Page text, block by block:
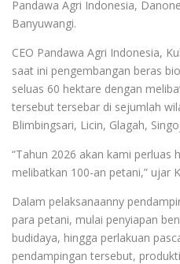
Pandawa Agri Indonesia,
Banyuwangi.
CEO Pandawa Agri Indonesia,
saat ini pengembangan beras
seluas 60 hektare dengan
tersebut tersebar di sejumlah
Blimbingsari, Licin, Glagah,
“Tahun 2026 akan kami perluas
melibatkan 100-an petani,” ujar
Dalam pelaksanaanny
para petani, mulai penyiapan
budidaya, hingga perlakuan
pendampingan tersebut,